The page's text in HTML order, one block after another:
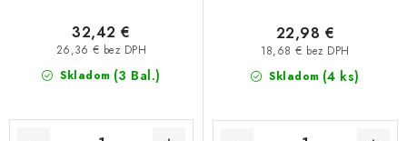
Skladom (3 Bal.)
26,36 € bez DPH
32,42 €
Skladom (4 ks)
18,68 € bez DPH
22,98 €